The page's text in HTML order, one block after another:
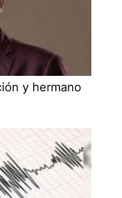
y hermano